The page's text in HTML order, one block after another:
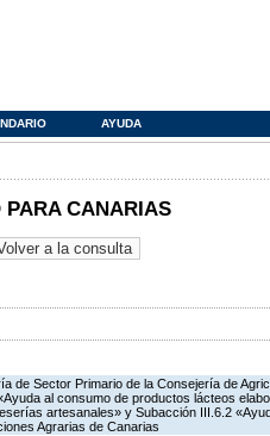
AYUDA
PARA CANARIAS
de Sector Primario de la Consejería de
al consumo de productos lácteos
artesanales» y Subacción III.6.2
Agrarias de Canarias